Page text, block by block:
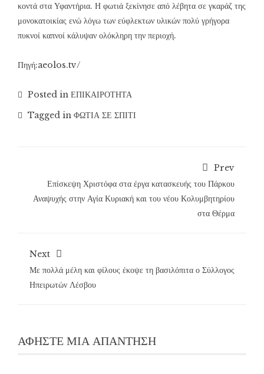
κοντά στα Υφαντήρια. Η φωτιά ξεκίνησε από λέβητα σε γκαράζ της
μονοκατοικίας ενώ λόγω των εύφλεκτων υλικών πολύ γρήγορα
πυκνοί καπνοί κάλυψαν ολόκληρη την περιοχή.
Πηγή:aeolos.tv/
Posted in ΕΠΙΚΑΙΡΟΤΗΤΑ
Tagged in ΦΩΤΙΑ ΣΕ ΣΠΙΤΙ
Prev
Επίσκεψη Χριστόφα στα έργα κατασκευής του Πάρκου
Αναψυχής στην Αγία Κυριακή και του νέου Κολυμβητηρίου
στα Θέρμα
Next
Με πολλά μέλη και φίλους έκοψε τη βασιλόπιτα ο Σύλλογος
Ηπειρωτών Λέσβου
ΑΦΉΣΤΕ ΜΙΑ ΑΠΆΝΤΗΣΗ